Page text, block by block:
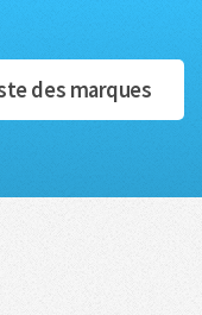
des marques